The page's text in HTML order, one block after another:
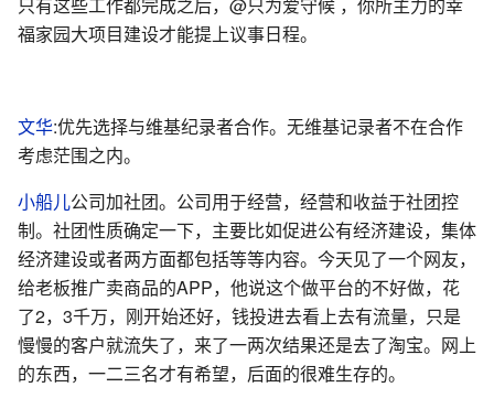
只有这些工作都完成之后，@只为爱守候 ，你所主力的幸
福家园大项目建设才能提上议事日程。
文华:优先选择与维基纪录者合作。无维基记录者不在合作
考虑茫围之内。
小船儿公司加社团。公司用于经营，经营和收益于社团控
制。社团性质确定一下，主要比如促进公有经济建设，集体
经济建设或者两方面都包括等等内容。今天见了一个网友，
给老板推广卖商品的APP，他说这个做平台的不好做，花
了2，3千万，刚开始还好，钱投进去看上去有流量，只是
慢慢的客户就流失了，来了一两次结果还是去了淘宝。网上
的东西，一二三名才有希望，后面的很难生存的。